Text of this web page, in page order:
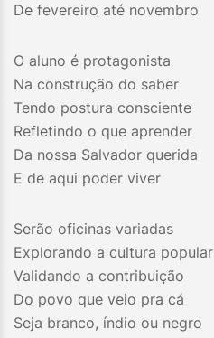
De fevereiro até novembro
O aluno é protagonista
Na construção do saber
Tendo postura consciente
Refletindo o que aprender
Da nossa Salvador querida
E de aqui poder viver
Serão oficinas variadas
Explorando a cultura popular
Validando a contribuição
Do povo que veio pra cá
Seja branco, índio ou negro